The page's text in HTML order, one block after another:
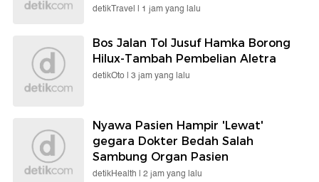
detikTravel | 1 jam yang lalu
Bos Jalan Tol Jusuf Hamka Borong
Hilux-Tambah Pembelian Aletra
detikOto | 3 jam yang lalu
Nyawa Pasien Hampir 'Lewat'
gegara Dokter Bedah Salah
Sambung Organ Pasien
detikHealth | 2 jam yang lalu